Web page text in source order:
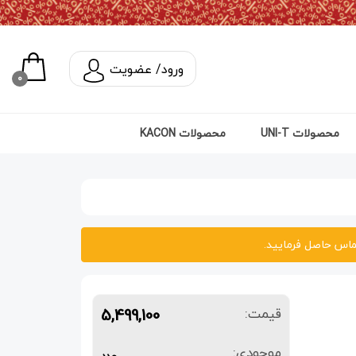
ورود/ عضویت 0
محصولات UNI-T محصولات KACON
حاصل فرمایید.
قیمت: 5,499,100